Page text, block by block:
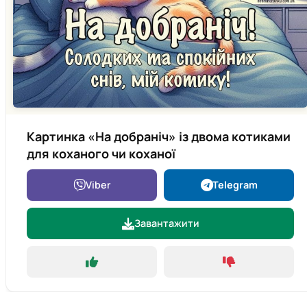
Картинка «На добраніч» із двома котиками
для коханого чи коханої
Viber Telegram
Завантажити